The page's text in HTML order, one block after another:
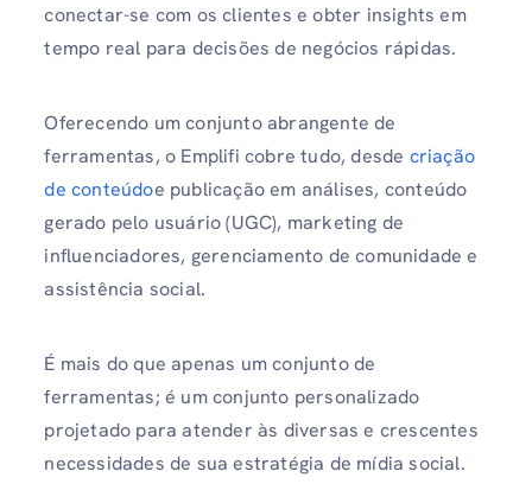
conectar-se com os clientes e obter insights em
tempo real para decisões de negócios rápidas.
Oferecendo um conjunto abrangente de
ferramentas, o Emplifi cobre tudo, desde criação
de conteúdoe publicação em análises, conteúdo
gerado pelo usuário (UGC), marketing de
influenciadores, gerenciamento de comunidade e
assistência social.
É mais do que apenas um conjunto de
ferramentas; é um conjunto personalizado
projetado para atender às diversas e crescentes
necessidades de sua estratégia de mídia social.